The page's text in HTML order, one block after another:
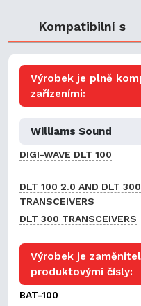
Kompatibilní s
Výrobek je plně
zařízeními:
Williams Sound
DIGI-WAVE DLT 100
DLT 100 2.0 AND DLT 300
TRANSCEIVERS
DLT 300 TRANSCEIVERS
Výrobek je
produktovými čísly:
BAT-100